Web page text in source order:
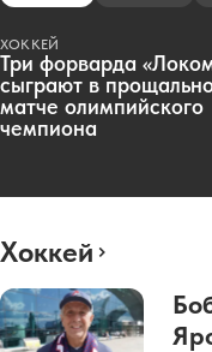
ХОККЕЙ
Три форварда
сыграют в
матче олимпийского
чемпиона
Хоккей